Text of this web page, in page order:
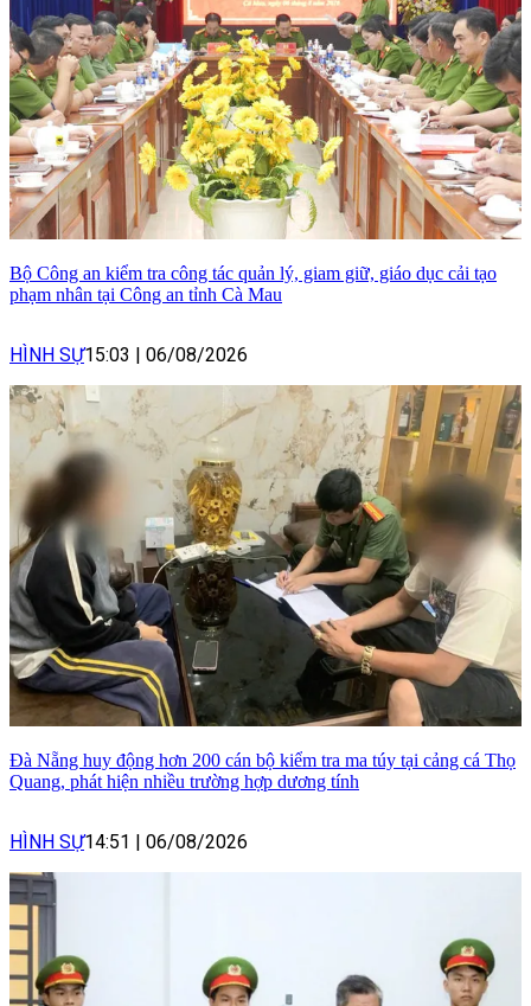
Bộ Công an kiểm tra công tác quản lý, giam giữ, giáo dục cải tạo
phạm nhân tại Công an tỉnh Cà Mau
HÌNH SỰ15:03 | 06/08/2026
Đà Nẵng huy động hơn 200 cán bộ kiểm tra ma túy tại cảng cá Thọ
Quang, phát hiện nhiều trường hợp dương tính
HÌNH SỰ14:51 | 06/08/2026